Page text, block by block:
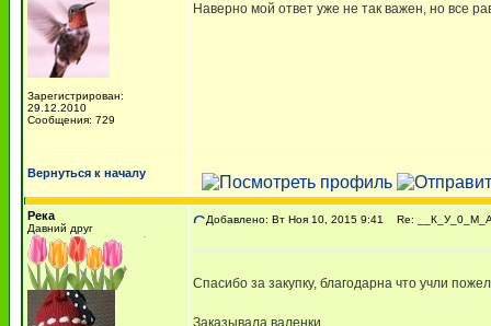
Зарегистрирован:
29.12.2010
Сообщения: 729
Наверно мой ответ уже не так важен, но все
Вернуться к началу
Река
Давний друг
Добавлено: Вт Ноя 10, 2015 9:41 Re:
Спасибо за закупку, благодарна что учли
Заказывала валенки